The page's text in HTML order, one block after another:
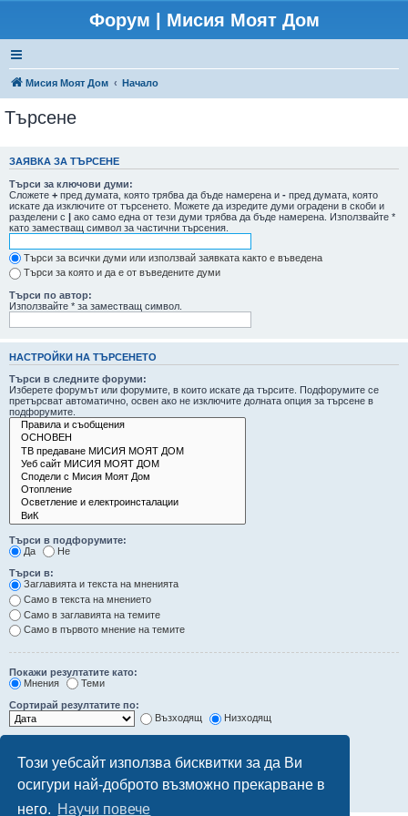
Този уебсайт използва бисквитки за да Ви
осигури най-доброто възможно прекарване в
него. Научи повече
Форум | Мисия Моят Дом
Мисия Моят Дом Начало
Търсене
ЗАЯВКА ЗА ТЪРСЕНЕ
Търси за ключови думи:
Сложете + пред думата, която трябва да бъде намерена и - пред думата, която
искате да изключите от търсенето. Можете да изредите думи оградени в скоби и
разделени с | ако само една от тези думи трябва да бъде намерена. Използвайте *
като заместващ символ за частични търсения.
Търси за всички думи или използвай заявката както е въведена
Търси за която и да е от въведените думи
Търси по автор:
Използвайте * за заместващ символ.
НАСТРОЙКИ НА ТЪРСЕНЕТО
Търси в следните форуми:
Изберете форумът или форумите, в които искате да търсите. Подфорумите се
претърсват автоматично, освен ако не изключите долната опция за търсене в
подфорумите.
Търси в подфорумите:
Да
Не
Търси в:
Заглавията и текста на мненията
Само в текста на мнението
Само в заглавията на темите
Само в първото мнение на темите
Покажи резултатите като:
Мнения
Теми
Сортирай резултатите по:
Възходящ
Низходящ
Покажи първите:
символа от мненията